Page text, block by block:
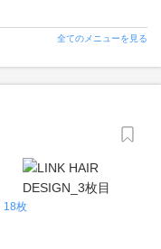
全てのメニューを見る
18枚